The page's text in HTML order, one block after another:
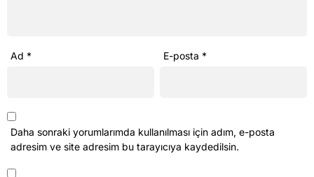
Ad * E-posta *
Daha sonraki yorumlarımda kullanılması için adım, e-posta
adresim ve site adresim bu tarayıcıya kaydedilsin.